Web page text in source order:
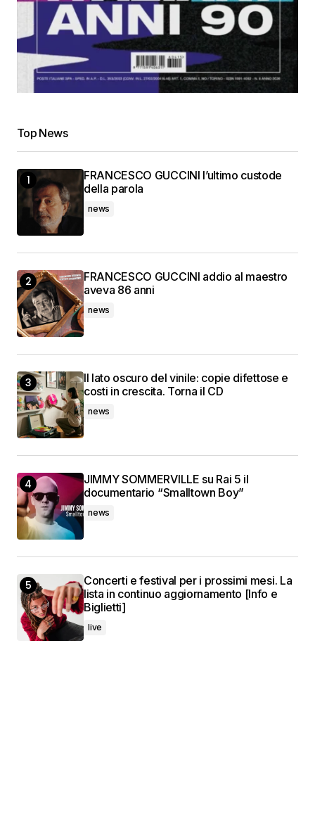
Top News
FRANCESCO GUCCINI l’ultimo custode
della parola
news
FRANCESCO GUCCINI addio al maestro
aveva 86 anni
news
Il lato oscuro del vinile: copie difettose e
costi in crescita. Torna il CD
news
JIMMY SOMMERVILLE su Rai 5 il
documentario “Smalltown Boy”
news
Concerti e festival per i prossimi mesi. La
lista in continuo aggiornamento [Info e
Biglietti]
live